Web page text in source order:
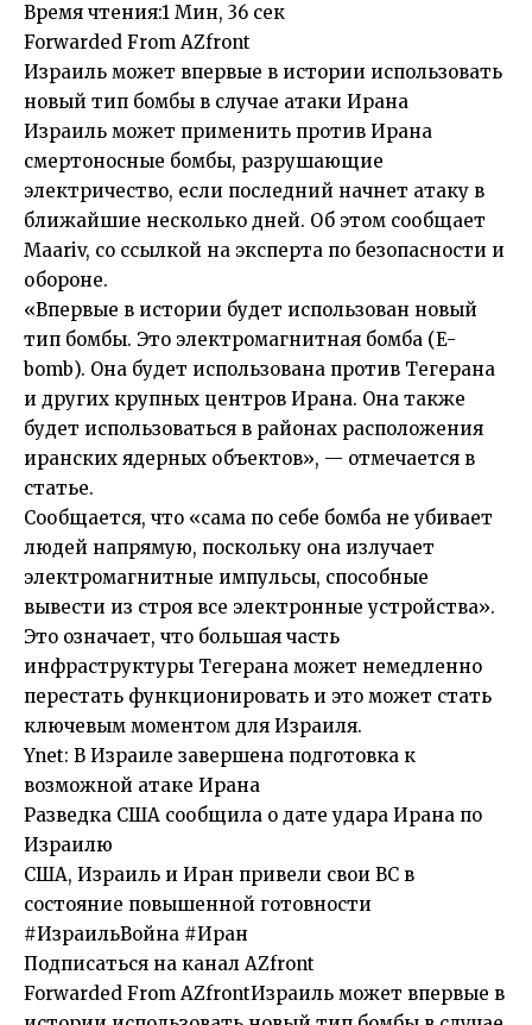
Время чтения:1 Мин, 36 сек
Forwarded From AZfront
Израиль может впервые в истории использовать
новый тип бомбы в случае атаки Ирана
Израиль может применить против Ирана
смертоносные бомбы, разрушающие
электричество, если последний начнет атаку в
ближайшие несколько дней. Об этом сообщает
Maariv, со ссылкой на эксперта по безопасности и
обороне.
«Впервые в истории будет использован новый
тип бомбы. Это электромагнитная бомба (E-
bomb). Она будет использована против Тегерана
и других крупных центров Ирана. Она также
будет использоваться в районах расположения
иранских ядерных объектов», — отмечается в
статье.
Сообщается, что «сама по себе бомба не убивает
людей напрямую, поскольку она излучает
электромагнитные импульсы, способные
вывести из строя все электронные устройства».
Это означает, что большая часть
инфраструктуры Тегерана может немедленно
перестать функционировать и это может стать
ключевым моментом для Израиля.
Ynet: В Израиле завершена подготовка к
возможной атаке Ирана
Разведка США сообщила о дате удара Ирана по
Израилю
США, Израиль и Иран привели свои ВС в
состояние повышенной готовности
#ИзраильВойна #Иран
Подписаться на канал AZfront
Forwarded From AZfrontИзраиль может впервые в